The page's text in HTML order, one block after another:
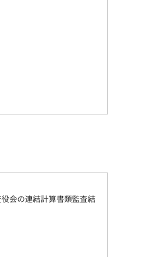
会の連結計算書類監査結